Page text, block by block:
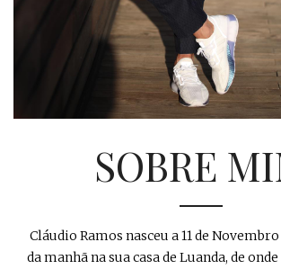
SOBRE
Cláudio Ramos nasceu a 11 de Novembro
da manhã na sua casa de Luanda, de